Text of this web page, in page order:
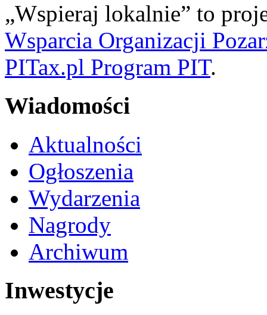
„Wspieraj lokalnie” to
Wsparcia Organizacji
PITax.pl Program PIT.
Wiadomości
Aktualności
Ogłoszenia
Wydarzenia
Nagrody
Archiwum
Inwestycje